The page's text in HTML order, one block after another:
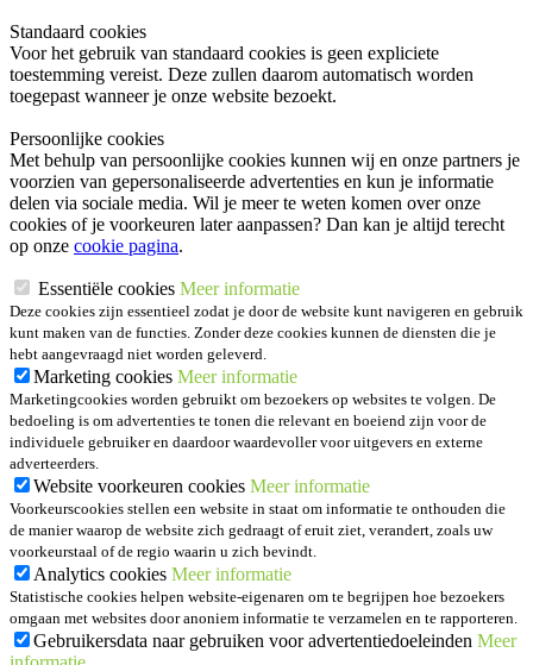
Standaard cookies
Voor het gebruik van standaard cookies is geen expliciete
toestemming vereist. Deze zullen daarom automatisch worden
toegepast wanneer je onze website bezoekt.
Persoonlijke cookies
Met behulp van persoonlijke cookies kunnen wij en onze partners je
voorzien van gepersonaliseerde advertenties en kun je informatie
delen via sociale media. Wil je meer te weten komen over onze
cookies of je voorkeuren later aanpassen? Dan kan je altijd terecht
op onze cookie pagina.
Essentiële cookies Meer informatie
Deze cookies zijn essentieel zodat je door de website kunt navigeren en gebruik
kunt maken van de functies. Zonder deze cookies kunnen de diensten die je
hebt aangevraagd niet worden geleverd.
Marketing cookies Meer informatie
Marketingcookies worden gebruikt om bezoekers op websites te volgen. De
bedoeling is om advertenties te tonen die relevant en boeiend zijn voor de
individuele gebruiker en daardoor waardevoller voor uitgevers en externe
adverteerders.
Website voorkeuren cookies Meer informatie
Voorkeurscookies stellen een website in staat om informatie te onthouden die
de manier waarop de website zich gedraagt of eruit ziet, verandert, zoals uw
voorkeurstaal of de regio waarin u zich bevindt.
Analytics cookies Meer informatie
Statistische cookies helpen website-eigenaren om te begrijpen hoe bezoekers
omgaan met websites door anoniem informatie te verzamelen en te rapporteren.
Gebruikersdata naar gebruiken voor advertentiedoeleinden Meer